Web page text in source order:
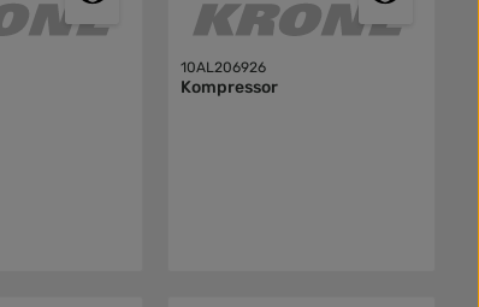
10AL206926
Kompressor